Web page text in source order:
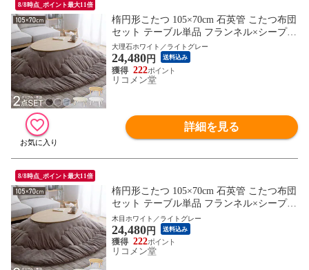
8/8時点_ポイント最大11倍
楕円形こたつ 105×70cm 石英管 こたつ布団
セット テーブル単品 フランネル×シープボ
ア こたつテーブル 楕円形 こたつ テーブル
ヴィンテージ こたつ 掛け布団 センターテ
ーブル【送料無料】
大理石ホワイト／ライトグレー
24,480円 送料込み
222
リコメン堂
詳細を見る
8/8時点_ポイント最大11倍
楕円形こたつ 105×70cm 石英管 こたつ布団
セット テーブル単品 フランネル×シープボ
ア こたつテーブル 楕円形 こたつ テーブル
ヴィンテージ こたつ 掛け布団 センターテ
ーブル【送料無料】
木目ホワイト／ライトグレー
24,480円 送料込み
222
リコメン堂